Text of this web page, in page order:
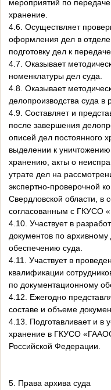
мероприятий по
хранение.
4.6. Осуществляет
оформления дел в отделе
подготовку дел к
4.7. Оказывает
номенклатуры дел суда.
4.8. Оказывает
делопроизводства суда в
4.9. Составляет и
после завершения
описей дел постоянного
выделении к
хранению, акты о
утрате дел на
экспертно-проверочной
Свердловской области, в
согласованным с ГКУСО
4.10. Участвует в
документов по
обеспечению суда.
4.11. Участвует в
квалификации
по документационному
4.12. Ежегодно
составе и объеме
4.13. Подготавливает и в
хранение в ГКУСО
Российской Федерации.
5. Права архива суда